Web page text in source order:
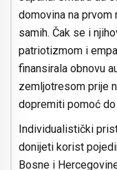
domovina na
samih. Čak se i
patriotizmom i
finansirala obnovu
zemljotresom prije
dopremiti pomoć
Individualistički
donijeti korist
Bosne i